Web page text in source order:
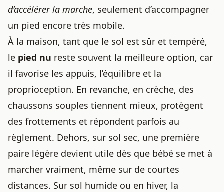
d’accélérer la marche, seulement d’accompagner
un pied encore très mobile.
À la maison, tant que le sol est sûr et tempéré,
le pied nu reste souvent la meilleure option, car
il favorise les appuis, l’équilibre et la
proprioception. En revanche, en crèche, des
chaussons souples tiennent mieux, protègent
des frottements et répondent parfois au
règlement. Dehors, sur sol sec, une première
paire légère devient utile dès que bébé se met à
marcher vraiment, même sur de courtes
distances. Sur sol humide ou en hiver, la